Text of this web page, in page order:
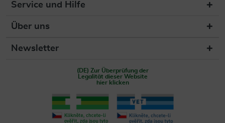
Service und Hilfe
Über uns
Newsletter
(DE) Zur Überprüfung der
Legalität dieser Website
hier klicken